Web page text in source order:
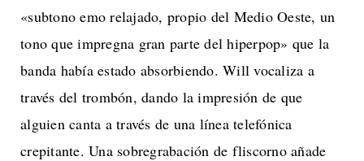
«subtono emo relajado, propio del Medio Oeste, un
tono que impregna gran parte del hiperpop» que la
banda había estado absorbiendo. Will vocaliza a
través del trombón, dando la impresión de que
alguien canta a través de una línea telefónica
crepitante. Una sobregrabación de fliscorno añade